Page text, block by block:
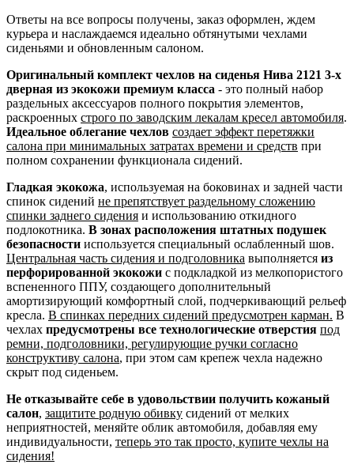
Ответы на все вопросы получены, заказ оформлен, ждем
курьера и наслаждаемся идеально обтянутыми чехлами
сиденьями и обновленным салоном.
Оригинальный комплект чехлов на сиденья Нива 2121 3-х
дверная из экокожи премиум класса - это полный набор
раздельных аксессуаров полного покрытия элементов,
раскроенных строго по заводским лекалам кресел автомобиля.
Идеальное облегание чехлов создает эффект перетяжки
салона при минимальных затратах времени и средств при
полном сохранении функционала сидений.
Гладкая экокожа, используемая на боковинах и задней части
спинок сидений не препятствует раздельному сложению
спинки заднего сидения и использованию откидного
подлокотника. В зонах расположения штатных подушек
безопасности используется специальный ослабленный шов.
Центральная часть сидения и подголовника выполняется из
перфорированной экокожи с подкладкой из мелкопористого
вспененного ППУ, создающего дополнительный
амортизирующий комфортный слой, подчеркивающий рельеф
кресла. В спинках передних сидений предусмотрен карман. В
чехлах предусмотрены все технологические отверстия под
ремни, подголовники, регулирующие ручки согласно
конструктиву салона, при этом сам крепеж чехла надежно
скрыт под сиденьем.
Не отказывайте себе в удовольствии получить кожаный
салон, защитите родную обивку сидений от мелких
неприятностей, меняйте облик автомобиля, добавляя ему
индивидуальности, теперь это так просто, купите чехлы на
сидения!